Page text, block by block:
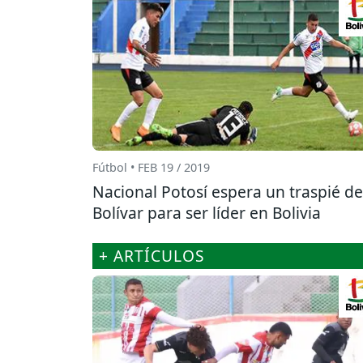
Fútbol • FEB 19 / 2019
Nacional Potosí espera un traspié
Bolívar para ser líder en Bolivia
+ ARTÍCULOS